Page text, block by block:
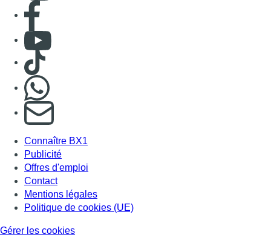
Consulter page Facebook
Consulter Youtube
Consulter TikTok
S'abonner à notre newsletter
Connaître BX1
Publicité
Offres d'emploi
Contact
Mentions légales
Politique de cookies (UE)
Gérer les cookies